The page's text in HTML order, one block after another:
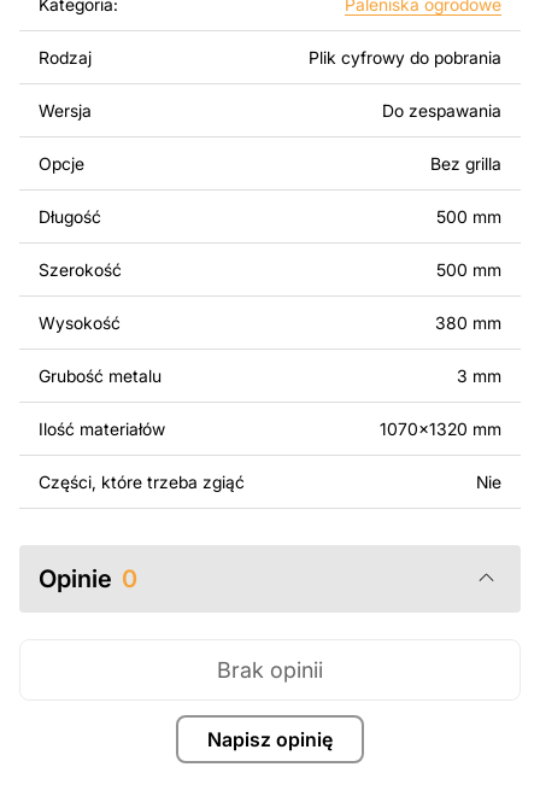
zaprojektowane z myślą o nowoczesnej estetyce i
swoim projektem.
Można używać tych plików do tworzenia gotowych
produktów zarówno do użytku osobistego, jak i
komercyjnego, w tym do sprzedaży produktów
wykonanych na podstawie tych projektów. Należy
jednak pamiętać, że odsprzedaż lub udostępnianie
oryginalnych bądź zmodyfikowanych plików jest
surowo zabronione.
Za dodatkową opłatą możemy dostosować projekt
poprzez dodanie tekstu, obrazów lub logo Twojej firmy
potrzeb. Jeśli potrzebujesz indywidualnego projektu
zawsze chętnie pomożemy.
Kategoria: Paleniska ogrodowe
Rodzaj Plik cyfrowy do pobrania
Wersja Do zespawania
Opcje Bez grilla
Długość 500 mm
Szerokość 500 mm
Wysokość 380 mm
Grubość metalu 3 mm
Ilość materiałów 1070x1320 mm
Części, które trzeba zgiąć Nie
Opinie 0
Napisz opinię
Brak opinii